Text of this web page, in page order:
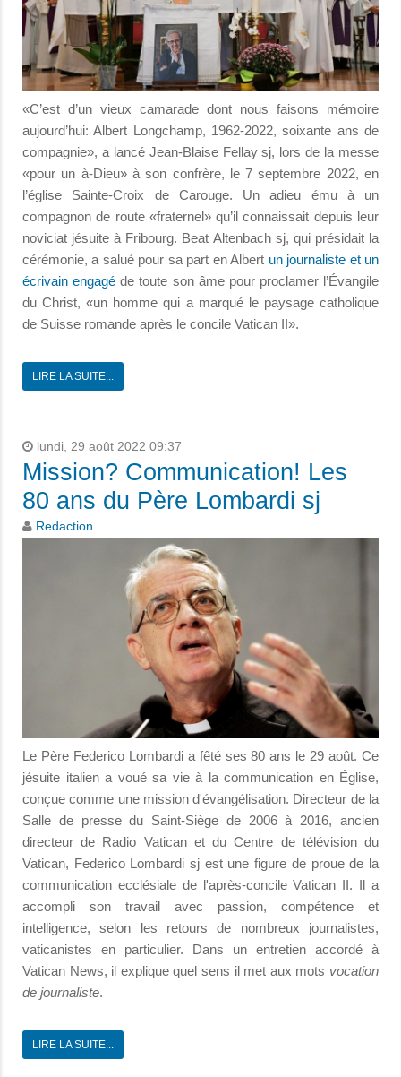
«C’est d’un vieux camarade dont nous faisons mémoire
aujourd’hui: Albert Longchamp, 1962-2022, soixante ans de
compagnie», a lancé Jean-Blaise Fellay sj, lors de la messe
«pour un à-Dieu» à son confrère, le 7 septembre 2022, en
l’église Sainte-Croix de Carouge. Un adieu ému à un
compagnon de route «fraternel» qu’il connaissait depuis leur
noviciat jésuite à Fribourg. Beat Altenbach sj, qui présidait la
cérémonie, a salué pour sa part en Albert un journaliste et un
écrivain engagé de toute son âme pour proclamer l’Évangile
du Christ, «un homme qui a marqué le paysage catholique
de Suisse romande après le concile Vatican II».
LIRE LA SUITE...
lundi, 29 août 2022 09:37
Mission? Communication! Les
80 ans du Père Lombardi sj
Redaction
Le Père Federico Lombardi a fêté ses 80 ans le 29 août. Ce
jésuite italien a voué sa vie à la communication en Église,
conçue comme une mission d'évangélisation. Directeur de la
Salle de presse du Saint-Siège de 2006 à 2016, ancien
directeur de Radio Vatican et du Centre de télévision du
Vatican, Federico Lombardi sj est une figure de proue de la
communication ecclésiale de l'après-concile Vatican II. Il a
accompli son travail avec passion, compétence et
intelligence, selon les retours de nombreux journalistes,
vaticanistes en particulier. Dans un entretien accordé à
Vatican News, il explique quel sens il met aux mots vocation
de journaliste.
LIRE LA SUITE...